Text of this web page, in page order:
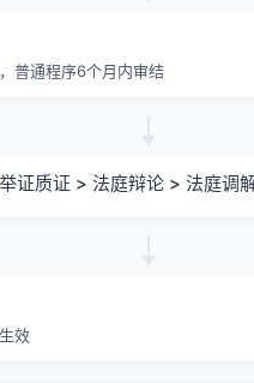
普通程序6个月内审结
证质证 > 法庭辩论 > 法庭调
效